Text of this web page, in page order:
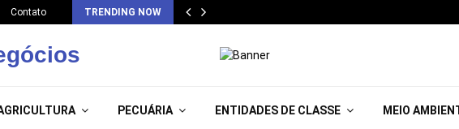
Contato TRENDING NOW
PECUÁRIA ENTIDADES DE CLASSE MEIO